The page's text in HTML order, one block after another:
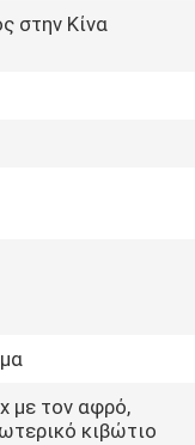
στην Κίνα
με τον αφρό,
κιβώτιο